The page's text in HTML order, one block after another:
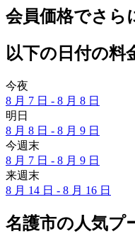
会員価格でさら
以下の日付の料
今夜
8 月 7 日 - 8 月 8 日
明日
8 月 8 日 - 8 月 9 日
今週末
8 月 7 日 - 8 月 9 日
来週末
8 月 14 日 - 8 月 16 日
名護市の人気プ